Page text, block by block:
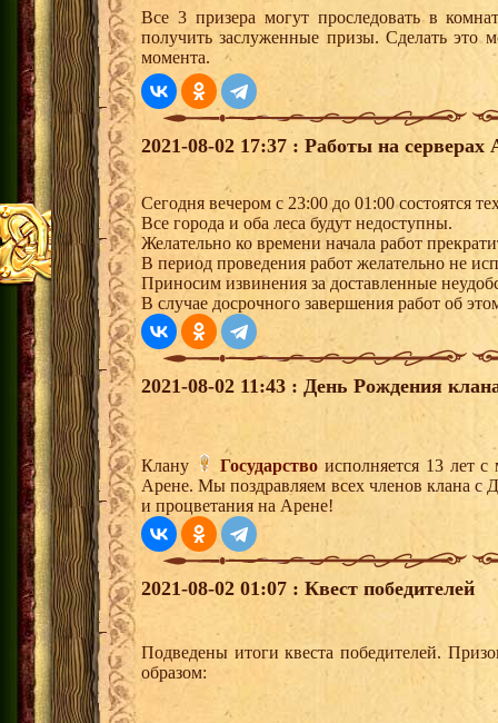
Все 3 призера могут проследовать в
получить заслуженные призы. Сделать это
момента.
2021-08-02 17:37 : Работы на серверах
Сегодня вечером с 23:00 до 01:00 состоятся
Все города и оба леса будут недоступны.
Желательно ко времени начала работ
В период проведения работ желательно не
Приносим извинения за доставленные
В случае досрочного завершения работ об
2021-08-02 11:43 : День Рождения
Клану Государствоисполняется 13 лет с
Арене. Мы поздравляем всех членов клана с
и процветания на Арене!
2021-08-02 01:07 : Квест победителей
Подведены итоги квеста победителей.
образом: